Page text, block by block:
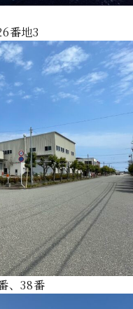
番地3
、38番